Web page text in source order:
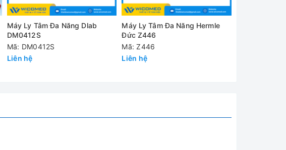
Máy Ly Tâm Đa Năng Dlab
DM0412S
Mã: DM0412S
Liên hệ
Máy Ly Tâm Đa Năng Hermle
Đức Z446
Mã: Z446
Liên hệ